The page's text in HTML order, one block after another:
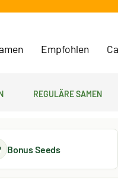
Empfohlen
Reguläre Samen
Bonus Seeds